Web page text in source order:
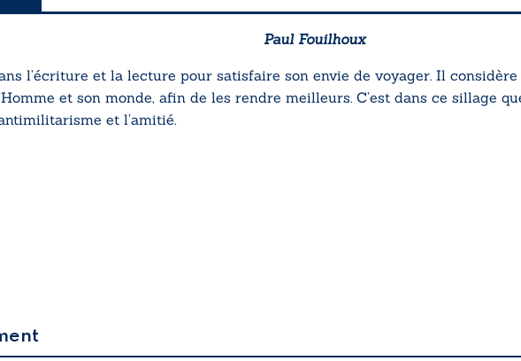
Paul Fouilhoux
l’écriture et la lecture pour satisfaire son envie de voyager. Il
et son monde, afin de les rendre meilleurs. C’est dans ce sillage
et l’amitié.